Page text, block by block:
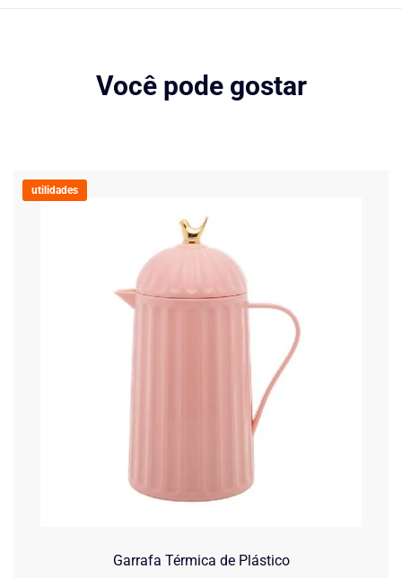
Você pode gostar
utilidades
Garrafa Térmica de Plástico